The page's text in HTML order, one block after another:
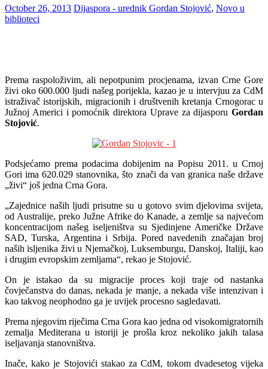
October 26, 2013 Dijaspora - urednik Gordan Stojović, Novo u
biblioteci
Prema raspoloživim, ali nepotpunim procjenama, izvan Crne Gore
živi oko 600.000 ljudi našeg porijekla, kazao je u intervjuu za CdM
istraživač istorijskih, migracionih i društvenih kretanja Crnogorac u
Južnoj Americi i pomoćnik direktora Uprave za dijasporu Gordan
Stojović.
Podsjećamo prema podacima dobijenim na Popisu 2011. u Crnoj
Gori ima 620.029 stanovnika, što znači da van granica naše države
„živi“ još jedna Crna Gora.
„Zajednice naših ljudi prisutne su u gotovo svim djelovima svijeta,
od Australije, preko Južne Afrike do Kanade, a zemlje sa najvećom
koncentracijom našeg iseljeništva su Sjedinjene Američke Države
SAD, Turska, Argentina i Srbija. Pored navedenih značajan broj
naših isljenika živi u Njemačkoj, Luksemburgu, Danskoj, Italiji, kao
i drugim evropskim zemljama“, rekao je Stojović.
On je istakao da su migracije proces koji traje od nastanka
čovječanstva do danas, nekada je manje, a nekada više intenzivan i
kao takvog neophodno ga je uvijek procesno sagledavati.
Prema njegovim riječima Crna Gora kao jedna od visokomigratornih
zemalja Mediterana u istoriji je prošla kroz nekoliko jakih talasa
iseljavanja stanovništva.
Inače, kako je Stojovići stakao za CdM, tokom dvadesetog vijeka